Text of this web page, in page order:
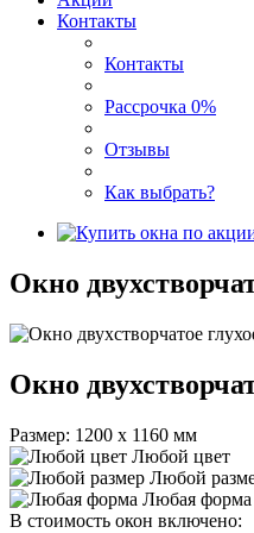
Контакты
Контакты
Рассрочка 0%
Отзывы
Как выбрать?
Окно
Окно
Размер: 1200 х 1160 мм
Любой цвет
Любой
Любая форма
В стоимость окон включено: